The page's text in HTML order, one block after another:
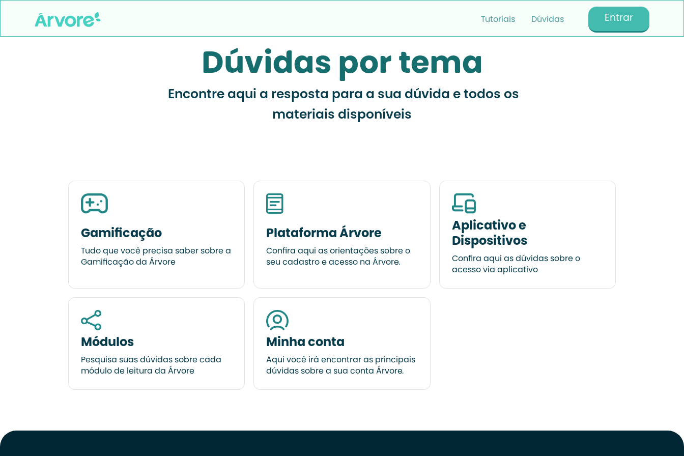
Tutoriais Dúvidas Entrar
Dúvidas por tema
Encontre aqui a resposta para a sua dúvida e todos os
materiais disponíveis
Gamificação
Tudo que você precisa saber sobre a
Gamificação da Árvore
Plataforma Árvore
Confira aqui as orientações sobre o
seu cadastro e acesso na Árvore.
Aplicativo e
Dispositivos
Confira aqui as dúvidas sobre o
acesso via aplicativo
Módulos
Pesquisa suas dúvidas sobre cada
módulo de leitura da Árvore
Minha conta
Aqui você irá encontrar as principais
dúvidas sobre a sua conta Árvore.